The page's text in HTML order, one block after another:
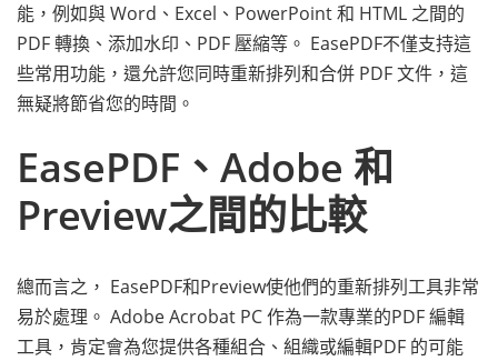
能，例如與 Word、Excel、PowerPoint 和 HTML 之間的
PDF 轉換、添加水印、PDF 壓縮等。 EasePDF不僅支持這
些常用功能，還允許您同時重新排列和合併 PDF 文件，這
無疑將節省您的時間。
EasePDF、Adobe 和
Preview之間的比較
總而言之， EasePDF和Preview使他們的重新排列工具非常
易於處理。 Adobe Acrobat PC 作為一款專業的PDF 編輯
工具，肯定會為您提供各種組合、組織或編輯PDF 的可能